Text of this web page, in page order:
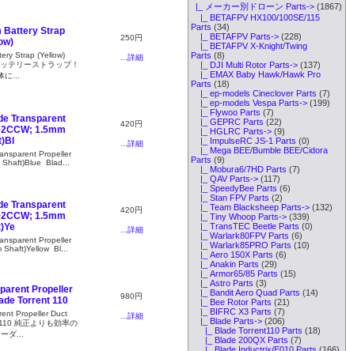
Battery Strap
Strap (Yellow)
テリーストラップ！
に...
250円
...詳細
Transparent
1.5mm
Propeller
Shaft)Blue Blad...
420円
...詳細
Transparent
1.5mm
Propeller
Shaft)Yellow Bl...
420円
...詳細
Propeller
Torrent 110
Propeller Duct
純正よりも効率の
ダ...
980円
...詳細
|_ メーカー別ドローン Parts->(1867)
|_ BETAFPV HX100/100SE/115
Parts (34)
|_ BETAFPV Parts->(228)
|_ BETAFPV X-Knight/Twing
Parts (8)
|_ DJI Multi Rotor Parts->(137)
|_ EMAX Baby Hawk/Hawk Pro
Parts (18)
|_ ep-models Cineclover Parts (7)
|_ ep-models Vespa Parts->(199)
|_ Flywoo Parts (7)
|_ GEPRC Parts (22)
|_ HGLRC Parts->(9)
|_ ImpulseRC JS-1 Parts (0)
|_ Mega BEE/Bumble BEE/Cidora
Parts (9)
|_ Mobura6/7HD Parts (7)
|_ QAV Parts->(117)
|_ SpeedyBee Parts (6)
|_ Stan FPV Parts (2)
|_ Team Blacksheep Parts->(132)
|_ Tiny Whoop Parts->(339)
|_ TransTEC Beetle Parts (0)
|_ Warlark80FPV Parts (6)
|_ Warlark85PRO Parts (10)
|_ Aero 150X Parts (6)
|_ Anakin Parts (29)
|_ Armor65/85 Parts (15)
|_ Astro Parts (3)
|_ Bandit Aero Quad Parts (14)
|_ Bee Rotor Parts (21)
|_ BIFRC X3 Parts (7)
|_ Blade Parts->(206)
|_ Blade Torrent110 Parts (18)
|_ Blade 200QX Parts (7)